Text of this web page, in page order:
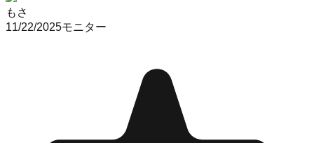
もさ
11/22/2025モニター